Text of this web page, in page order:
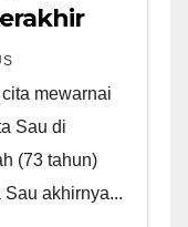
mewarnai
Sau di
(73 tahun)
akhirnya...